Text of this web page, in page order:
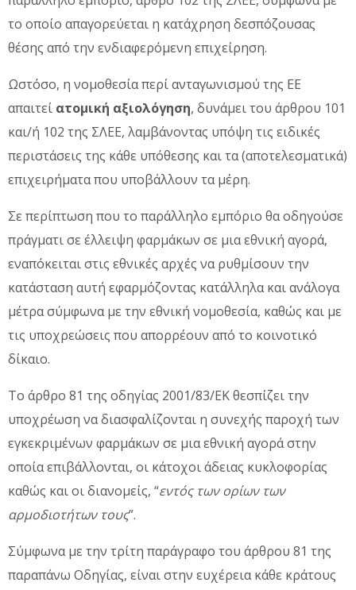
το οποίο απαγορεύεται η κατάχρηση δεσπόζουσας
θέσης από την ενδιαφερόμενη επιχείρηση.
Ωστόσο, η νομοθεσία περί ανταγωνισμού της ΕΕ
απαιτεί ατομική αξιολόγηση, δυνάμει του άρθρου 101
και/ή 102 της ΣΛΕΕ, λαμβάνοντας υπόψη τις ειδικές
περιστάσεις της κάθε υπόθεσης και τα (αποτελεσματικά)
επιχειρήματα που υποβάλλουν τα μέρη.
Σε περίπτωση που το παράλληλο εμπόριο θα οδηγούσε
πράγματι σε έλλειψη φαρμάκων σε μια εθνική αγορά,
εναπόκειται στις εθνικές αρχές να ρυθμίσουν την
κατάσταση αυτή εφαρμόζοντας κατάλληλα και ανάλογα
μέτρα σύμφωνα με την εθνική νομοθεσία, καθώς και με
τις υποχρεώσεις που απορρέουν από το κοινοτικό
δίκαιο.
Το άρθρο 81 της οδηγίας 2001/83/ΕΚ θεσπίζει την
υποχρέωση να διασφαλίζονται η συνεχής παροχή των
εγκεκριμένων φαρμάκων σε μια εθνική αγορά στην
οποία επιβάλλονται, οι κάτοχοι άδειας κυκλοφορίας
καθώς και οι διανομείς, “εντός των ορίων των
αρμοδιοτήτων τους”.
Σύμφωνα με την τρίτη παράγραφο του άρθρου 81 της
παραπάνω Οδηγίας, είναι στην ευχέρεια κάθε κράτους